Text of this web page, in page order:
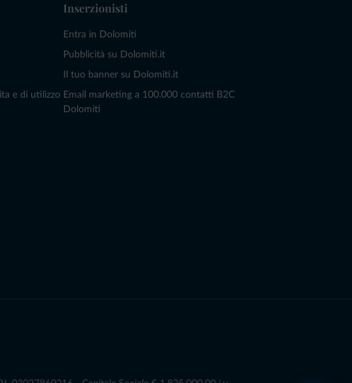
e di utilizzo
Inserzionisti
Entra in Dolomiti
Pubblicità su Dolomiti.it
Il tuo banner su Dolomiti.it
Email marketing a 100.000 contatti B2C
Dolomiti